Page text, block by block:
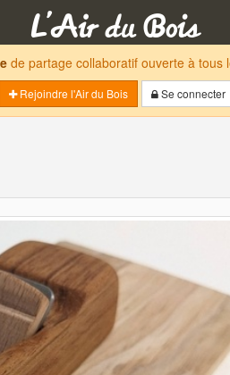
de partage collaboratif ouverte à tous
Rejoindre l'Air du Bois
Se connecter